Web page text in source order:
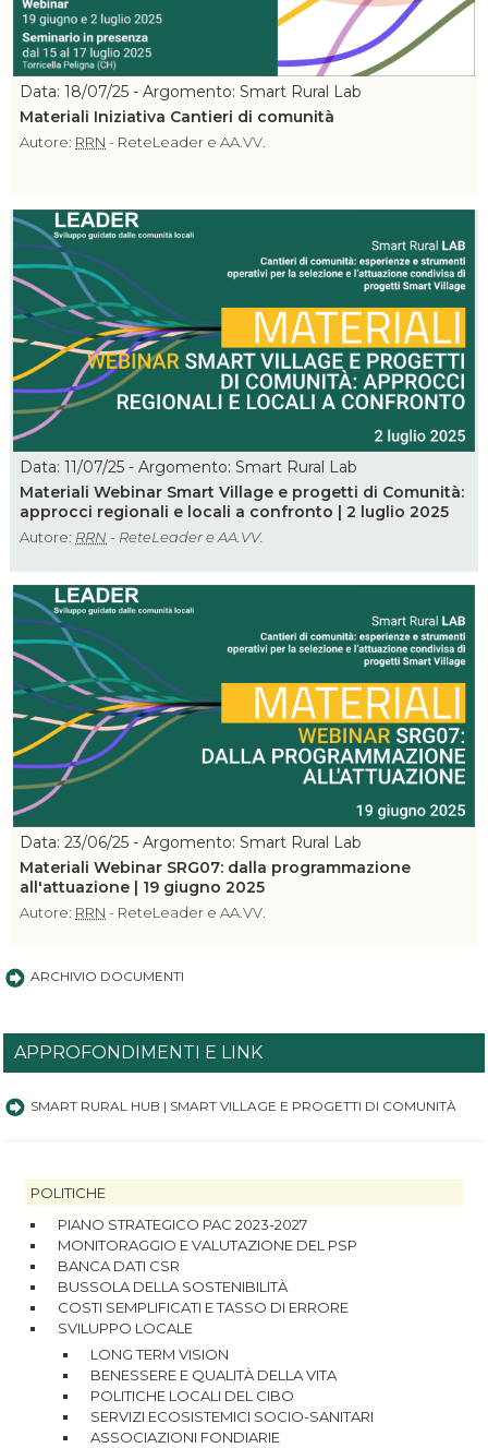
Data: 18/07/25 - Argomento: Smart Rural Lab
Materiali Iniziativa Cantieri di comunità
Autore: RRN - ReteLeader e AA.VV.
Data: 11/07/25 - Argomento: Smart Rural Lab
Materiali Webinar Smart Village e progetti di Comunità:
approcci regionali e locali a confronto | 2 luglio 2025
Autore: RRN - ReteLeader e AA.VV.
Data: 23/06/25 - Argomento: Smart Rural Lab
Materiali Webinar SRG07: dalla programmazione
all'attuazione | 19 giugno 2025
Autore: RRN - ReteLeader e AA.VV.
ARCHIVIO DOCUMENTI
APPROFONDIMENTI E LINK
SMART RURAL HUB | SMART VILLAGE E PROGETTI DI COMUNITÀ
POLITICHE
PIANO STRATEGICO PAC 2023-2027
MONITORAGGIO E VALUTAZIONE DEL PSP
BANCA DATI CSR
BUSSOLA DELLA SOSTENIBILITÀ
COSTI SEMPLIFICATI E TASSO DI ERRORE
SVILUPPO LOCALE
LONG TERM VISION
BENESSERE E QUALITÀ DELLA VITA
POLITICHE LOCALI DEL CIBO
SERVIZI ECOSISTEMICI SOCIO-SANITARI
ASSOCIAZIONI FONDIARIE